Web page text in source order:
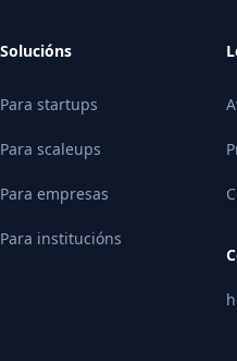
Solucións
Para startups
Para scaleups
Para empresas
Para institucións